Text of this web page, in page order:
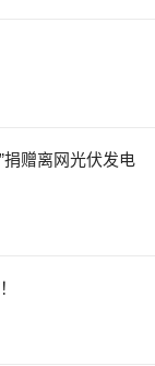
捐赠离网光伏发电